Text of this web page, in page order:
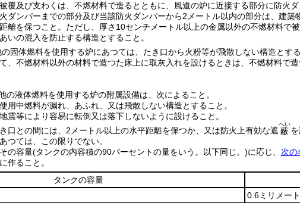
覆及び支わくは、不燃材料で造るとともに、風道の炉に近接する部分に防火ダ
ダンパーまでの部分及び当該防火ダンパーから2メートル以内の部分は、建
離を保つこと。 ただし、厚さ10センチメートル以上の金属以外の不燃材料で
いの混入を防止する構造とすること。
の固体燃料を使用する炉にあつては、たき口から火粉等が飛散しない構造とす
、不燃材料以外の材料で造つた床上に取灰入れを設けるときは、不燃材料で
の液体燃料を使用する炉の附属設備は、次によること。
用中燃料が漏れ、あふれ、又は飛散しない構造とすること。
震等により容易に転倒又は落下しないように設けること。
口との間には、2メートル以上の水平距離を保つか、又は防火上有効な遮 蔽
へい
つては、この限りでない。
の容量(タンクの内容積の90パーセントの量をいう。以下同じ。)に応じ、 次の
作ること。
タンクの容量
0.6ミリメー